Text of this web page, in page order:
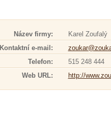
Název firmy:
Karel Zoufalý
Kontaktní e-mail:
Telefon:
515 248 444
Web URL:
http://